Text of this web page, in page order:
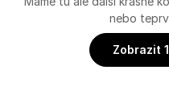
nebo
Zobrazit